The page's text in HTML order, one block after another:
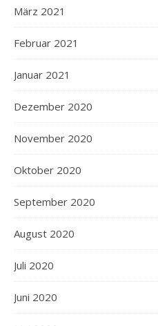
März 2021
Februar 2021
Januar 2021
Dezember 2020
November 2020
Oktober 2020
September 2020
August 2020
Juli 2020
Juni 2020